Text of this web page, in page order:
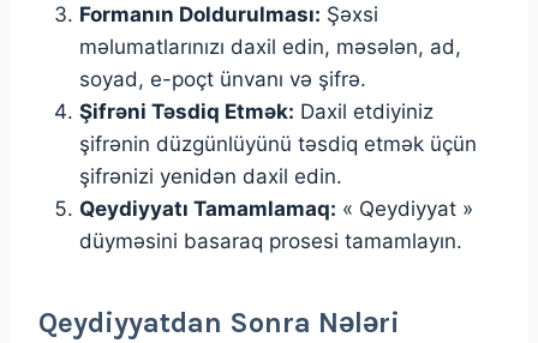
Formanın Doldurulması: Şəxsi
məlumatlarınızı daxil edin, məsələn, ad,
soyad, e-poçt ünvanı və şifrə.
Şifrəni Təsdiq Etmək: Daxil etdiyiniz
şifrənin düzgünlüyünü təsdiq etmək üçün
şifrənizi yenidən daxil edin.
Qeydiyyatı Tamamlamaq: « Qeydiyyat »
düyməsini basaraq prosesi tamamlayın.
Qeydiyyatdan Sonra Nələri